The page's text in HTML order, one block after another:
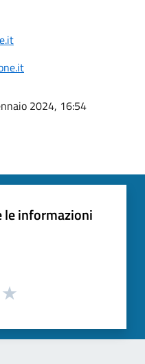
2024, 16:54
le informazioni